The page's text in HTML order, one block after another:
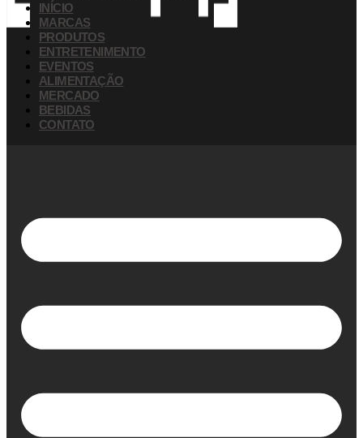
INÍCIO
MARCAS
PRODUTOS
ENTRETENIMENTO
EVENTOS
ALIMENTAÇÃO
MERCADO
BEBIDAS
CONTATO